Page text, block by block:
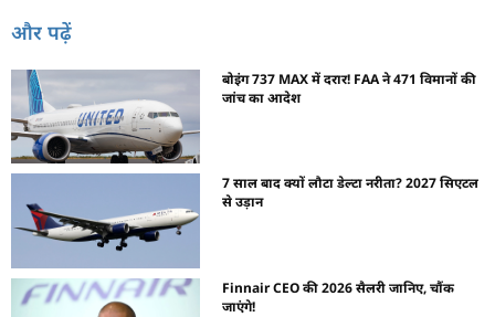
और पढ़ें
बोइंग 737 MAX में दरार! FAA ने 471 विमानों की
जांच का आदेश
7 साल बाद क्यों लौटा डेल्टा नरीता? 2027 सिएटल
से उड़ान
Finnair CEO की 2026 सैलरी जानिए, चौंक
जाएंगे!